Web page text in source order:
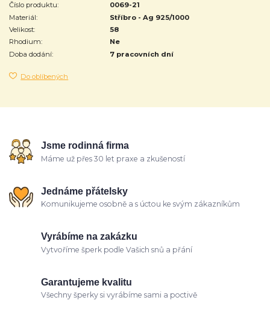
Číslo produktu:
0069-21
Materiál:
Stříbro - Ag 925/1000
Velikost:
58
Rhodium:
Ne
Doba dodání:
7 pracovních dní
Do oblíbených
Jsme rodinná firma
Máme už přes 30 let praxe a zkušeností
Jednáme přátelsky
Komunikujeme osobně a s úctou ke svým zákazníkům
Vyrábíme na zakázku
Vytvoříme šperk podle Vašich snů a přání
Garantujeme kvalitu
Všechny šperky si vyrábíme sami a poctivě